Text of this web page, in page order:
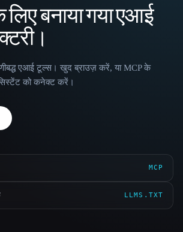
बनाया गया एआई
एआई टूल्स। खुद ब्राउज़ करें, या MCP के
को कनेक्ट करें।
MCP
LLMS.TXT